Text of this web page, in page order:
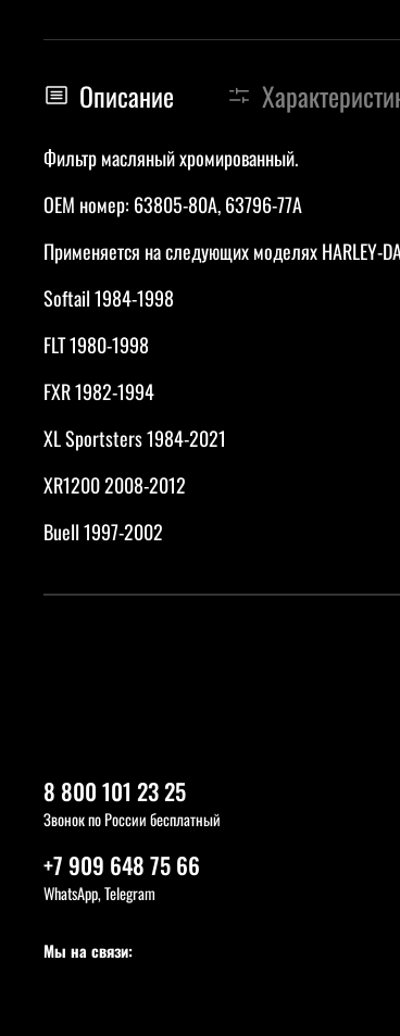
Описание
Фильтр масляный хромированный.
OEM номер: 63805-80A, 63796-77A
Применяется на следующих моделях HARLEY-
Softail 1984-1998
FLT 1980-1998
FXR 1982-1994
XL Sportsters 1984-2021
XR1200 2008-2012
Buell 1997-2002
8 800 101 23 25
Звонок по России бесплатный
+7 909 648 75 66
WhatsApp, Telegram
Мы на связи: